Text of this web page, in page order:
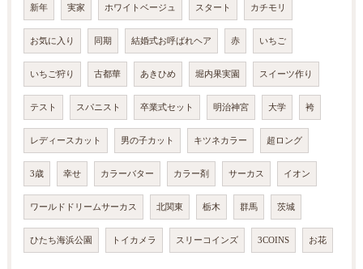
新年 実家 ホワイトベージュ スタート カチモリ
お気に入り 同期 結婚式お呼ばれヘア 赤 いちご
いちご狩り 古都華 あきひめ 堀内果実園 スイーツ作り
テスト スパニスト 卒業式セット 明治神宮 大学 袴
レディースカット 男の子カット キツネカラー 超ロング
3歳 幸せ カラーバター カラー剤 サーカス イオン
ワールドドリームサーカス 北関東 栃木 群馬 茨城
ひたち海浜公園 トイカメラ スリーコインズ 3COINS お花